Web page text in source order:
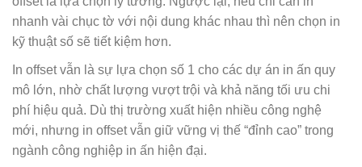
nhanh vài chục tờ với nội dung khác nhau thì nên chọn in
kỹ thuật số sẽ tiết kiệm hơn.
In offset vẫn là sự lựa chọn số 1 cho các dự án in ấn quy
mô lớn, nhờ chất lượng vượt trội và khả năng tối ưu chi
phí hiệu quả. Dù thị trường xuất hiện nhiều công nghệ
mới, nhưng in offset vẫn giữ vững vị thế “đỉnh cao” trong
ngành công nghiệp in ấn hiện đại.